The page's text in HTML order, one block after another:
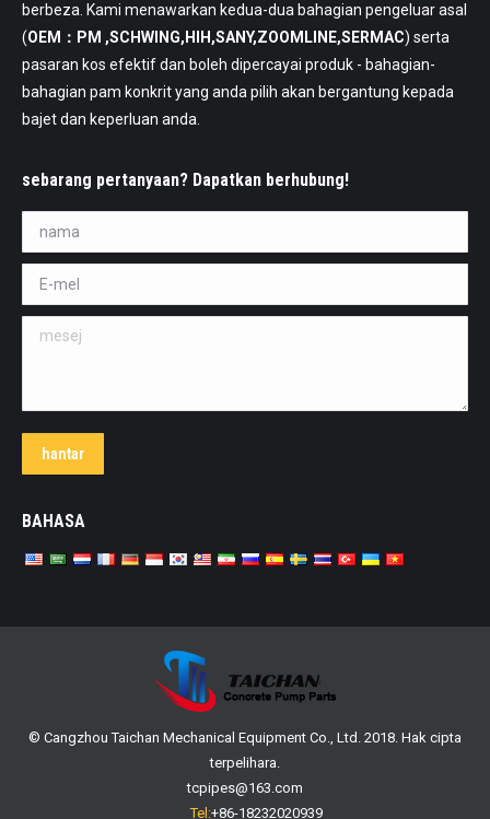
berbeza. Kami menawarkan kedua-dua bahagian pengeluar asal
(OEM：PM ,SCHWING,HIH,SANY,ZOOMLINE,SERMAC) serta
pasaran kos efektif dan boleh dipercayai produk - bahagian-
bahagian pam konkrit yang anda pilih akan bergantung kepada
bajet dan keperluan anda.
sebarang pertanyaan? Dapatkan berhubung!
E-mel *
mesej
hantar
BAHASA
© Cangzhou Taichan Mechanical Equipment Co., Ltd. 2018. Hak cipta
terpelihara.
tcpipes@163.com
Tel:+86-18232020939